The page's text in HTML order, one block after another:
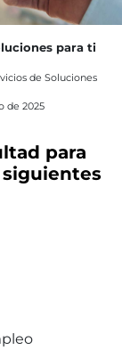
para ti
de Soluciones
de 2025
para